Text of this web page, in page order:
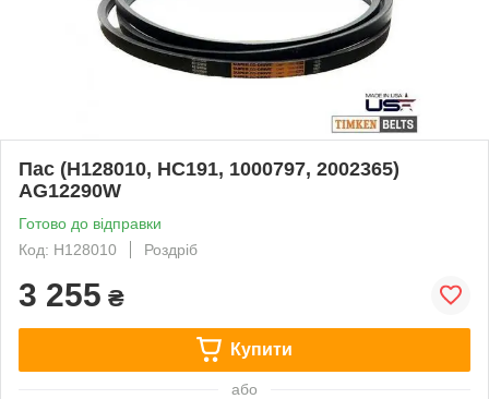
Пас (H128010, HC191, 1000797, 2002365)
AG12290W
Готово до відправки
Код: H128010
Роздріб
3 255 ₴
Купити
або